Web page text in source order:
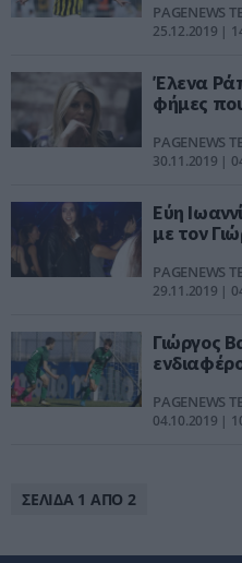
PAGENEWS
25.12.2019 |
Έλενα
φήμες
PAGENEWS
30.11.2019 |
Εύη
με τον
PAGENEWS
29.11.2019 |
Γιώργος
PAGENEWS
04.10.2019 |
ΣΕΛΙΔΑ 1 ΑΠΟ 2